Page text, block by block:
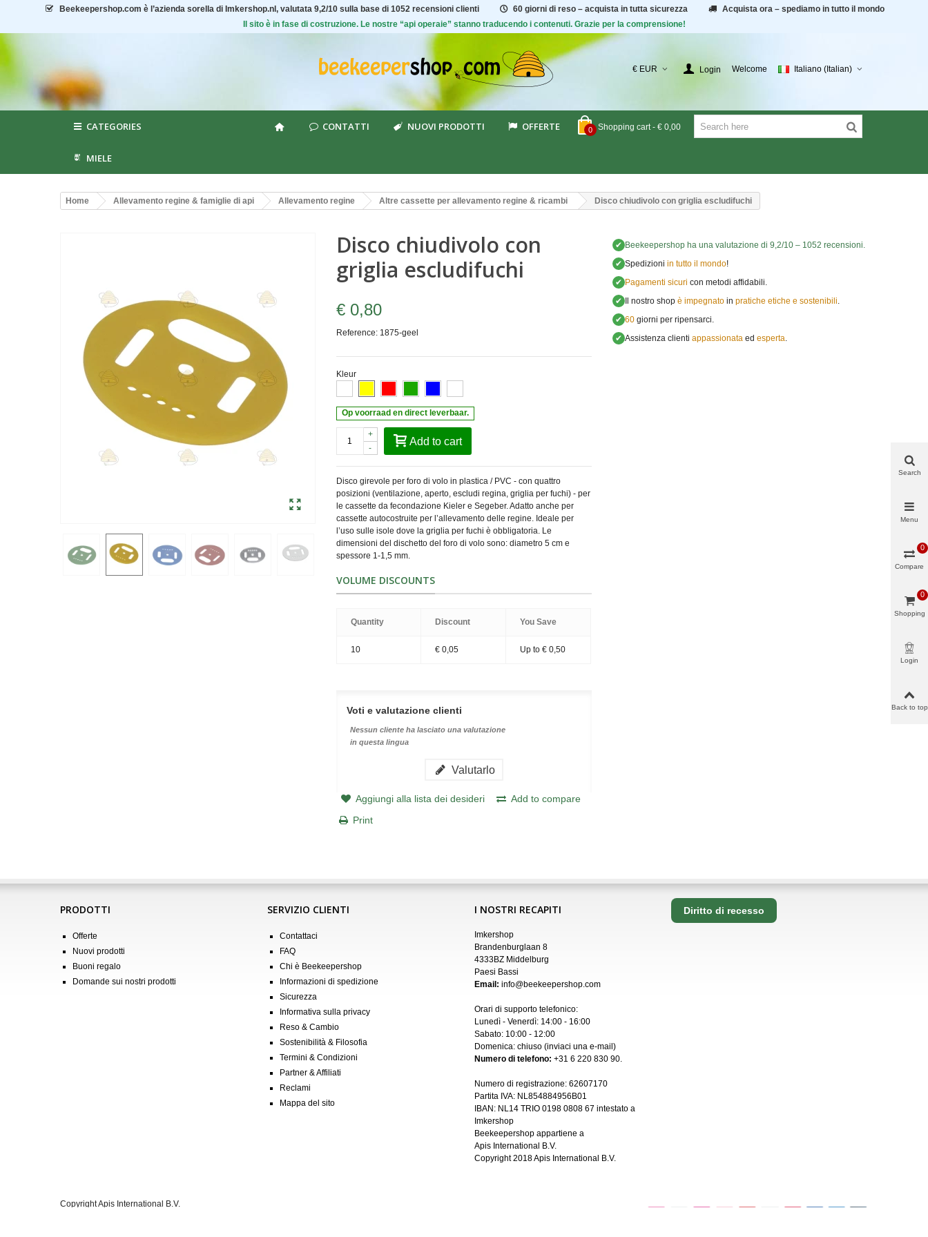
Beekeepershop.com è l’azienda sorella di Imkershop.nl, valutata 9,2/10 sulla base di 1052 recensioni clienti 60 giorni di reso – acquista in tutta sicurezza
Acquista ora – spediamo in tutto il mondo
Il sito è in fase di costruzione. Le nostre “api operaie” stanno traducendo i contenuti. Grazie per la comprensione!
€ EUR Login Welcome Italiano (Italian)
0 Shopping cart - € 0,00
CATEGORIES CONTATTI NUOVI PRODOTTI OFFERTE
MIELE
Home Allevamento regine & famiglie di api Allevamento regine Altre cassette per allevamento regine & ricambi Disco chiudivolo con griglia escludifuchi
Disco chiudivolo con
griglia escludifuchi
€ 0,80
Reference: 1875-geel
Kleur
Op voorraad en direct leverbaar.
-
+
Add to cart
Disco girevole per foro di volo in plastica / PVC - con quattro
posizioni (ventilazione, aperto, escludi regina, griglia per fuchi) - per
le cassette da fecondazione Kieler e Segeber. Adatto anche per
cassette autocostruite per l’allevamento delle regine. Ideale per
l’uso sulle isole dove la griglia per fuchi è obbligatoria. Le
dimensioni del dischetto del foro di volo sono: diametro 5 cm e
spessore 1-1,5 mm.
VOLUME DISCOUNTS
Quantity Discount You Save
10 € 0,05 Up to € 0,50
Voti e valutazione clienti
Nessun cliente ha lasciato una valutazione
in questa lingua
Valutarlo
Aggiungi alla lista dei desideri
Add to compare
Print
✔ Beekeepershopha una valutazione di 9,2/10 –1052 recensioni.
✔ Spedizioni in tutto il mondo!
✔ Pagamenti sicuri con metodi affidabili.
✔ Il nostro shop è impegnatoin pratiche etiche e sostenibili.
✔ 60giorni per ripensarci.
✔ Assistenza clienti appassionataed esperta.
PRODOTTI
Offerte
Nuovi prodotti
Buoni regalo
Domande sui nostri prodotti
SERVIZIO CLIENTI
Contattaci
FAQ
Chi è Beekeepershop
Informazioni di spedizione
Sicurezza
Informativa sulla privacy
Reso & Cambio
Sostenibilità & Filosofia
Termini & Condizioni
Partner & Affiliati
Reclami
Mappa del sito
I NOSTRI RECAPITI
Imkershop
Brandenburglaan 8
4333BZ Middelburg
Paesi Bassi
Email: info@beekeepershop.com
Orari di supporto telefonico:
Lunedì - Venerdì: 14:00 - 16:00
Sabato: 10:00 - 12:00
Domenica: chiuso (inviaci una e-mail )
Numero di telefono: +31 6 220 830 90.
Numero di registrazione: 62607170
Partita IVA: NL854884956B01
IBAN: NL14 TRIO 0198 0808 67 intestato a
Imkershop
Beekeepershop appartiene a
Apis International B.V.
Copyright 2018Apis International B.V.
Diritto di recesso
Copyright Apis International B.V.
Search
Menu
Compare
0
Shopping
0
Login
Back to top